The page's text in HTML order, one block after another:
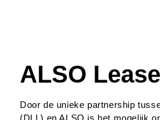
ALSO Lease
Door de unieke partnership
(DLL) en ALSO is het mogelijk